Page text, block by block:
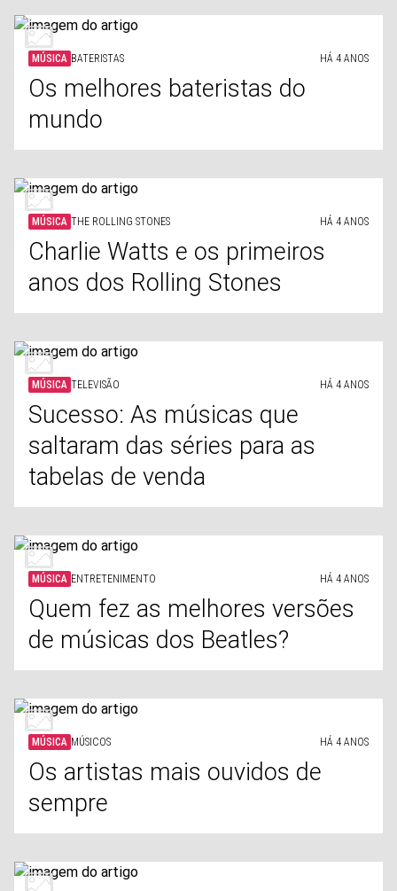
MÚSICA BATERISTAS HÁ 4 ANOS
Os melhores bateristas do
mundo
MÚSICA THE ROLLING STONES HÁ 4 ANOS
Charlie Watts e os primeiros
anos dos Rolling Stones
MÚSICA TELEVISÃO HÁ 4 ANOS
Sucesso: As músicas que
saltaram das séries para as
tabelas de venda
MÚSICA ENTRETENIMENTO HÁ 4 ANOS
Quem fez as melhores versões
de músicas dos Beatles?
MÚSICA MÚSICOS HÁ 4 ANOS
Os artistas mais ouvidos de
sempre